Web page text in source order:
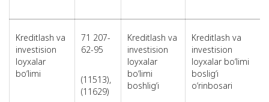
Kreditlash va
investision
loyxalar
bo‘limi
71 207-
62-95
(11513),
(11629)
Kreditlash va
investision
loyxalar
bo‘limi
boshlig‘i
Kreditlash va
investision
loyxalar bo‘limi
boslig‘i
o‘rinbosari